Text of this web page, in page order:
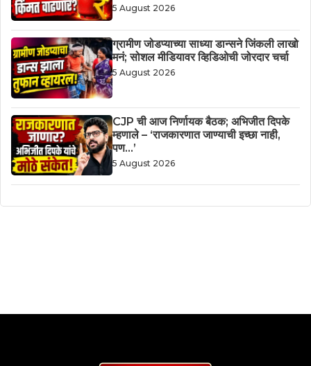
5 August 2026
ग्रामीण जोडप्याच्या साध्या डान्सने जिंकली लाखो
मनं; सोशल मीडियावर व्हिडिओची जोरदार चर्चा
5 August 2026
CJP ची आज निर्णायक बैठक; अभिजीत दिपके
म्हणाले – ‘राजकारणात जाण्याची इच्छा नाही,
पण…’
5 August 2026